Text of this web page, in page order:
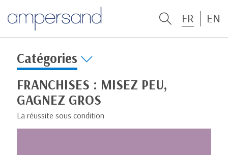
FR EN
Catégories
FRANCHISES : MISEZ PEU,
GAGNEZ GROS
La réussite sous condition